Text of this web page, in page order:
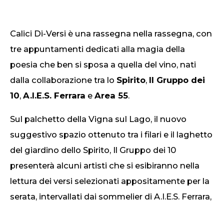
Calici Di-Versi è una rassegna nella rassegna, con
tre appuntamenti dedicati alla magia della
poesia che ben si sposa a quella del vino, nati
dalla collaborazione tra lo Spirito, Il Gruppo dei
10, A.I.E.S. Ferrara e Area 55.
Sul palchetto della Vigna sul Lago, il nuovo
suggestivo spazio ottenuto tra i filari e il laghetto
del giardino dello Spirito, Il Gruppo dei 10
presenterà alcuni artisti che si esibiranno nella
lettura dei versi selezionati appositamente per la
serata, intervallati dai sommelier di A.I.E.S. Ferrara,